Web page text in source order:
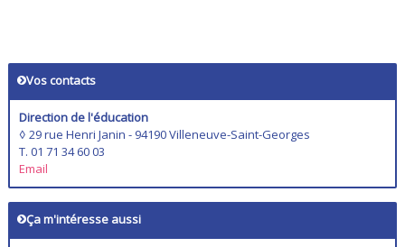
Vos contacts
Direction de l'éducation
◊ 29 rue Henri Janin - 94190 Villeneuve-Saint-Georges
T. 01 71 34 60 03
Email
Ça m'intéresse aussi